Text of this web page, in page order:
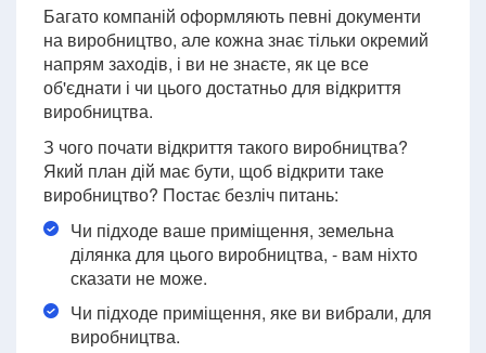
Багато компаній оформляють певні документи
на виробництво, але кожна знає тільки окремий
напрям заходів, і ви не знаєте, як це все
об'єднати і чи цього достатньо для відкриття
виробництва.
З чого почати відкриття такого виробництва?
Який план дій має бути, щоб відкрити таке
виробництво? Постає безліч питань:
Чи підходе ваше приміщення, земельна
ділянка для цього виробництва, - вам ніхто
сказати не може.
Чи підходе приміщення, яке ви вибрали, для
виробництва.